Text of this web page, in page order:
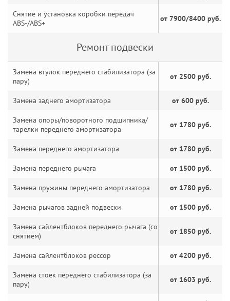
Снятие и установка коробки передач
ABS-/ABS+
от 7900/8400 руб.
Ремонт подвески
Замена втулок переднего стабилизатора (за
пару)
от 2500 руб.
Замена заднего амортизатора от 600 руб.
Замена опоры/поворотного подшипника/
тарелки переднего амортизатора
от 1780 руб.
Замена переднего амортизатора от 1780 руб.
Замена переднего рычага от 1500 руб.
Замена пружины переднего амортизатора от 1780 руб.
Замена рычагов задней подвески от 1500 руб.
Замена сайлентблоков переднего рычага (со
снятием)
от 1850 руб.
Замена сайлентблоков рессор от 4200 руб.
Замена стоек переднего стабилизатора (за
пару)
от 1603 руб.